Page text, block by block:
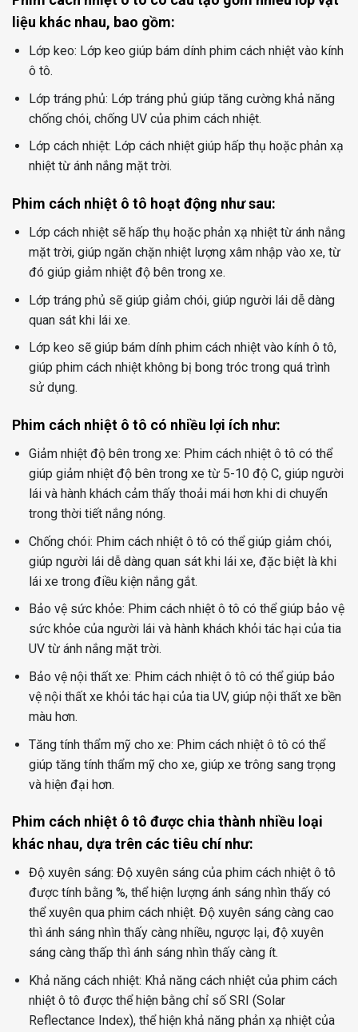
liệu khác nhau, bao gồm:
Lớp keo: Lớp keo giúp bám dính phim cách nhiệt vào kính
ô tô.
Lớp tráng phủ: Lớp tráng phủ giúp tăng cường khả năng
chống chói, chống UV của phim cách nhiệt.
Lớp cách nhiệt: Lớp cách nhiệt giúp hấp thụ hoặc phản xạ
nhiệt từ ánh nắng mặt trời.
Phim cách nhiệt ô tô hoạt động như sau:
Lớp cách nhiệt sẽ hấp thụ hoặc phản xạ nhiệt từ ánh nắng
mặt trời, giúp ngăn chặn nhiệt lượng xâm nhập vào xe, từ
đó giúp giảm nhiệt độ bên trong xe.
Lớp tráng phủ sẽ giúp giảm chói, giúp người lái dễ dàng
quan sát khi lái xe.
Lớp keo sẽ giúp bám dính phim cách nhiệt vào kính ô tô,
giúp phim cách nhiệt không bị bong tróc trong quá trình
sử dụng.
Phim cách nhiệt ô tô có nhiều lợi ích như:
Giảm nhiệt độ bên trong xe: Phim cách nhiệt ô tô có thể
giúp giảm nhiệt độ bên trong xe từ 5-10 độ C, giúp người
lái và hành khách cảm thấy thoải mái hơn khi di chuyển
trong thời tiết nắng nóng.
Chống chói: Phim cách nhiệt ô tô có thể giúp giảm chói,
giúp người lái dễ dàng quan sát khi lái xe, đặc biệt là khi
lái xe trong điều kiện nắng gắt.
Bảo vệ sức khỏe: Phim cách nhiệt ô tô có thể giúp bảo vệ
sức khỏe của người lái và hành khách khỏi tác hại của tia
UV từ ánh nắng mặt trời.
Bảo vệ nội thất xe: Phim cách nhiệt ô tô có thể giúp bảo
vệ nội thất xe khỏi tác hại của tia UV, giúp nội thất xe bền
màu hơn.
Tăng tính thẩm mỹ cho xe: Phim cách nhiệt ô tô có thể
giúp tăng tính thẩm mỹ cho xe, giúp xe trông sang trọng
và hiện đại hơn.
Phim cách nhiệt ô tô được chia thành nhiều loại
khác nhau, dựa trên các tiêu chí như:
Độ xuyên sáng: Độ xuyên sáng của phim cách nhiệt ô tô
được tính bằng %, thể hiện lượng ánh sáng nhìn thấy có
thể xuyên qua phim cách nhiệt. Độ xuyên sáng càng cao
thì ánh sáng nhìn thấy càng nhiều, ngược lại, độ xuyên
sáng càng thấp thì ánh sáng nhìn thấy càng ít.
Khả năng cách nhiệt: Khả năng cách nhiệt của phim cách
nhiệt ô tô được thể hiện bằng chỉ số SRI (Solar
Reflectance Index), thể hiện khả năng phản xạ nhiệt của